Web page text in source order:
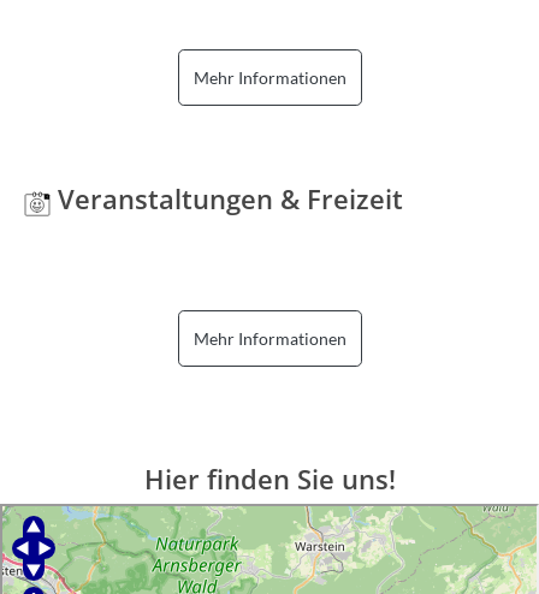
Mehr Informationen
Veranstaltungen & Freizeit
Mehr Informationen
Hier finden Sie uns!